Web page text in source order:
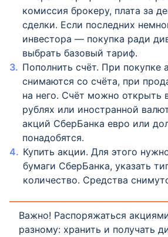
комиссия брокеру, плата за
сделки. Если последних
инвестора — покупка ради
выбрать базовый тариф.
Пополнить счёт. При покупке
снимаются со счёта, при
на него. Счёт можно открыть
рублях или иностранной
акций СберБанка евро или
понадобятся.
Купить акции. Для этого
бумаги СберБанка, указать
количество. Средства
Важно! Распоряжаться
разному: хранить и получать